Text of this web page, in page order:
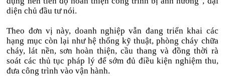
diện chủ đầu tư nói.
Theo đơn vị này, doanh nghiệp vẫn đang triển khai các
hạng mục còn lại như hệ thống kỹ thuật, phòng cháy chữa
cháy, lát nền, sơn hoàn thiện, cầu thang và đồng thời rà
soát các thủ tục pháp lý để sớm đủ điều kiện nghiệm thu,
đưa công trình vào vận hành.